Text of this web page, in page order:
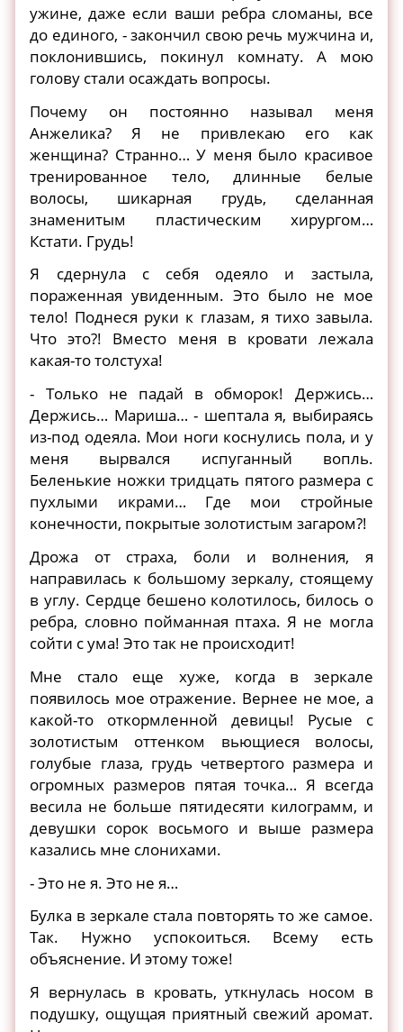
ужине, даже если ваши ребра сломаны, все
до единого, - закончил свою речь мужчина и,
поклонившись, покинул комнату. А мою
голову стали осаждать вопросы.
Почему он постоянно называл меня
Анжелика? Я не привлекаю его как
женщина? Странно… У меня было красивое
тренированное тело, длинные белые
волосы, шикарная грудь, сделанная
знаменитым пластическим хирургом…
Кстати. Грудь!
Я сдернула с себя одеяло и застыла,
пораженная увиденным. Это было не мое
тело! Поднеся руки к глазам, я тихо завыла.
Что это?! Вместо меня в кровати лежала
какая-то толстуха!
- Только не падай в обморок! Держись…
Держись… Мариша… - шептала я, выбираясь
из-под одеяла. Мои ноги коснулись пола, и у
меня вырвался испуганный вопль.
Беленькие ножки тридцать пятого размера с
пухлыми икрами… Где мои стройные
конечности, покрытые золотистым загаром?!
Дрожа от страха, боли и волнения, я
направилась к большому зеркалу, стоящему
в углу. Сердце бешено колотилось, билось о
ребра, словно пойманная птаха. Я не могла
сойти с ума! Это так не происходит!
Мне стало еще хуже, когда в зеркале
появилось мое отражение. Вернее не мое, а
какой-то откормленной девицы! Русые с
золотистым оттенком вьющиеся волосы,
голубые глаза, грудь четвертого размера и
огромных размеров пятая точка… Я всегда
весила не больше пятидесяти килограмм, и
девушки сорок восьмого и выше размера
казались мне слонихами.
- Это не я. Это не я…
Булка в зеркале стала повторять то же самое.
Так. Нужно успокоиться. Всему есть
объяснение. И этому тоже!
Я вернулась в кровать, уткнулась носом в
подушку, ощущая приятный свежий аромат.